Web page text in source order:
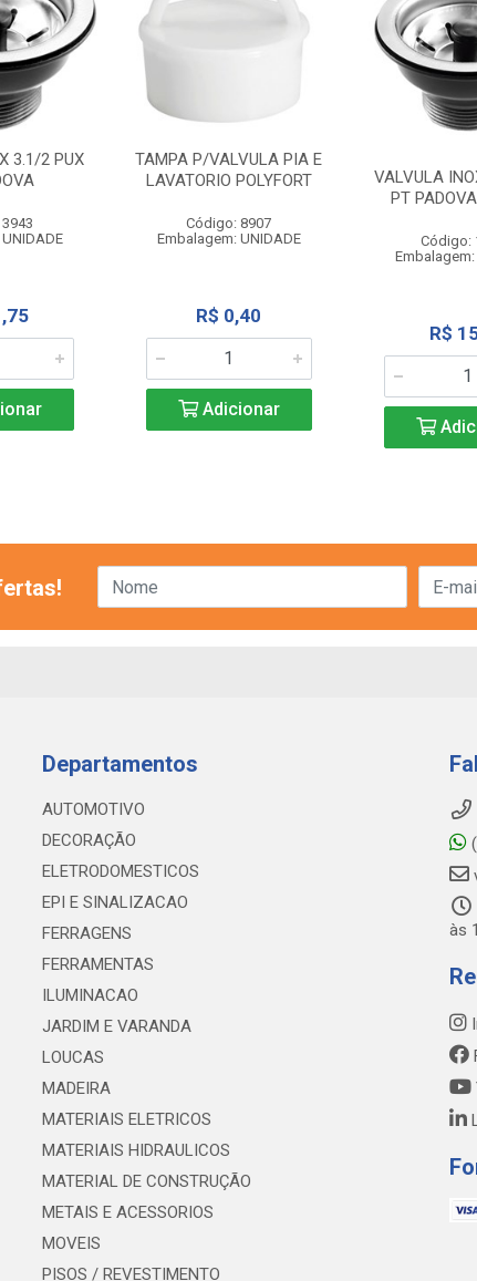
3.1/2 PUX
TAMPA P/VALVULA PIA E
LAVATORIO POLYFORT
Código: 8907
Embalagem: UNIDADE
R$ 0,40
Adicionar
VALVULA
PT
Código:
Embalagem:
R$
Departamentos
AUTOMOTIVO
DECORAÇÃO
ELETRODOMESTICOS
EPI E SINALIZACAO
FERRAGENS
FERRAMENTAS
ILUMINACAO
JARDIM E VARANDA
LOUCAS
MADEIRA
MATERIAIS ELETRICOS
MATERIAIS HIDRAULICOS
MATERIAL DE CONSTRUÇÃO
METAIS E ACESSORIOS
MOVEIS
PISOS / REVESTIMENTO
às